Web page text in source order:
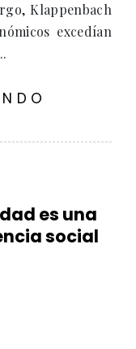
Klappenbach
excedían
es una
social